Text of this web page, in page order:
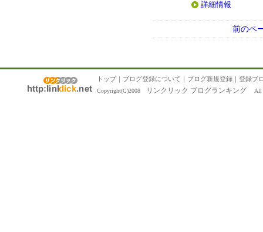
詳細情報
前のペ
トップ｜ ブログ登録について ｜ ブログ新規登録 ｜ 登録ブ
Copyright(C)2008 リンクリック ブログランキング All